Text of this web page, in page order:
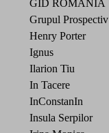
GID ROMANIA
Grupul Prospectiv
Henry Porter
Ignus
Ilarion Tiu
In Tacere
InConstanIn
Insula Serpilor